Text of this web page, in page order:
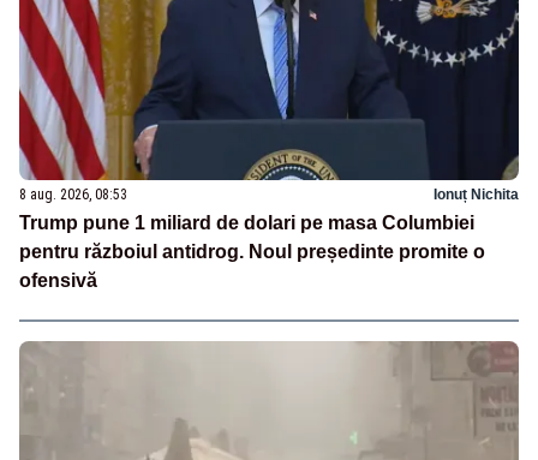
8 aug. 2026, 08:53 Ionuț Nichita
Trump pune 1 miliard de dolari pe masa Columbiei
pentru războiul antidrog. Noul președinte promite o
ofensivă